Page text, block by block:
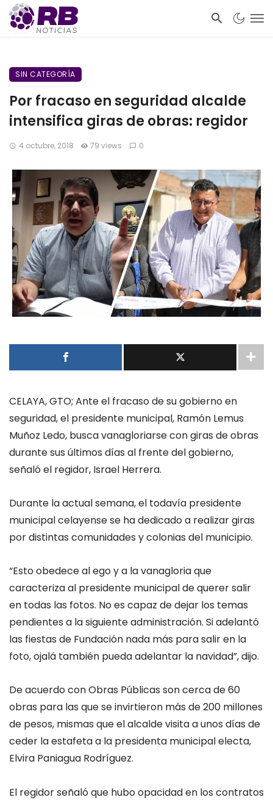
SIN CATEGORÍA
Por fracaso en seguridad alcalde
intensifica giras de obras: regidor
4 octubre, 2018 79 views 0
CELAYA, GTO; Ante el fracaso de su gobierno en
seguridad, el presidente municipal, Ramón Lemus
Muñoz Ledo, busca vanagloriarse con giras de obras
durante sus últimos días al frente del gobierno,
señaló el regidor, Israel Herrera.
Durante la actual semana, el todavía presidente
municipal celayense se ha dedicado a realizar giras
por distintas comunidades y colonias del municipio.
“Esto obedece al ego y a la vanagloria que
caracteriza al presidente municipal de querer salir
en todas las fotos. No es capaz de dejar los temas
pendientes a la siguiente administración. Si adelantó
las fiestas de Fundación nada más para salir en la
foto, ojalá también pueda adelantar la navidad”, dijo.
De acuerdo con Obras Públicas son cerca de 60
obras para las que se invirtieron más de 200 millones
de pesos, mismas que el alcalde visita a unos días de
ceder la estafeta a la presidenta municipal electa,
Elvira Paniagua Rodríguez.
El regidor señaló que hubo opacidad en los contratos